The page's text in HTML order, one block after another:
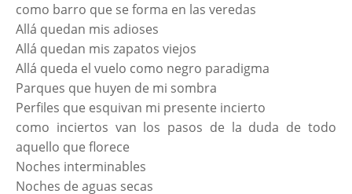
como barro que se forma en las veredas
Allá quedan mis adioses
Allá quedan mis zapatos viejos
Allá queda el vuelo como negro paradigma
Parques que huyen de mi sombra
Perfiles que esquivan mi presente incierto
como inciertos van los pasos de la duda de todo
aquello que florece
Noches interminables
Noches de aguas secas